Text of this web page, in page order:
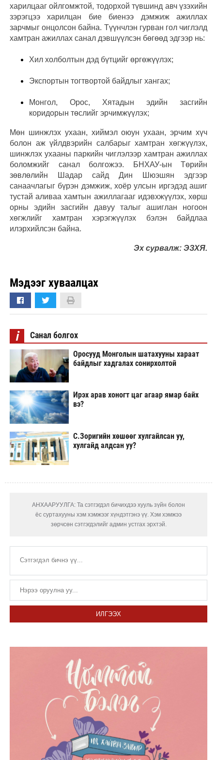
харилцааг ойлгомжтой, тодорхой түвшинд авч үзэхийн
зэрэгцээ харилцан бие биенээ дэмжиж ажиллах
зарчмыг онцолсон байна. Түүнчлэн гурван гол чиглэлд
хамтран ажиллах санал дэвшүүлсэн бөгөөд эдгээр нь:
Хил холболтын дэд бүтцийг өргөжүүлэх;
Экспортын тогтвортой байдлыг хангах;
Монгол, Орос, Хятадын эдийн засгийн
коридорын төслийг эрчимжүүлэх;
Мөн шинжлэх ухаан, хиймэл оюун ухаан, эрчим хүч
болон аж үйлдвэрийн салбарыг хамтран хөгжүүлэх,
шинжлэх ухааны паркийн чиглэлээр хамтран ажиллах
боломжийг санал болгожээ. БНХАУ-ын Төрийн
зөвлөлийн Шадар сайд Дин Шюэшян эдгээр
санаачлагыг бүрэн дэмжиж, хоёр улсын иргэдэд ашиг
тустай аливаа хамтын ажиллагааг идэвхжүүлэх, хөрш
орны эдийн засгийн давуу талыг ашиглан ногоон
хөгжлийг хамтран хэрэгжүүлэх бэлэн байдлаа
илэрхийлсэн байна.
Эх сурвалж: ЭЗХЯ.
Мэдээг хуваалцах
i Санал болгох
Оросууд Монголын шатахууны хараат
байдлыг хадгалах сонирхолтой
Ирэх арав хоногт цаг агаар ямар байх
вэ?
С.Зоригийн хөшөөг хулгайлсан уу,
хулгайд алдсан уу?
АНХААРУУЛГА: Та сэтгэгдэл бичихдээ хууль зүйн болон
ёс суртахууны хэм хэмжээг хүндэтгэнэ үү. Хэм хэмжээ
зөрчсөн сэтгэгдэлийг админ устгах эрхтэй.
ИЛГЭЭХ